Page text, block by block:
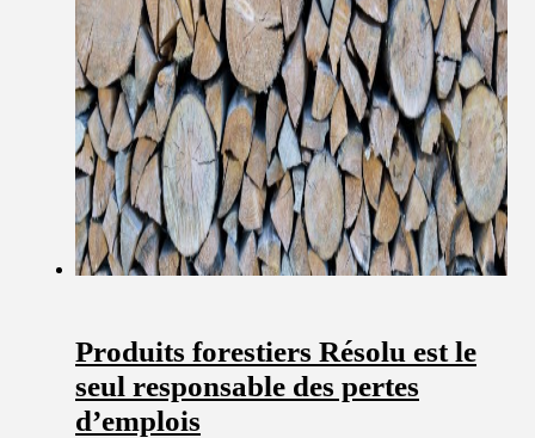
Produits forestiers Résolu est le
seul responsable des pertes
d’emplois